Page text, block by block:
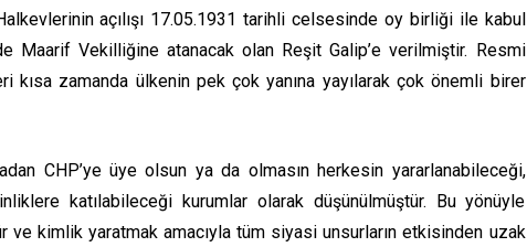
açılışı 17.05.1931 tarihli celsesinde oy birliği ile kabul
Maarif Vekilliğine atanacak olan Reşit Galip’e verilmiştir. Resmi
kısa zamanda ülkenin pek çok yanına yayılarak çok önemli birer
CHP’ye üye olsun ya da olmasın herkesin yararlanabileceği,
katılabileceği kurumlar olarak düşünülmüştür. Bu yönüyle
kimlik yaratmak amacıyla tüm siyasi unsurların etkisinden uzak